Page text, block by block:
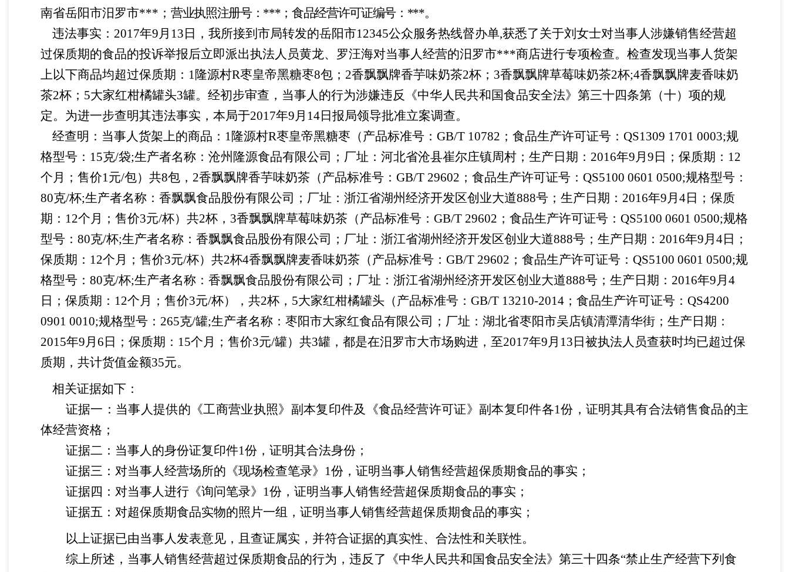
南省岳阳市汨罗市***； 营业执照注册号： ***；食品经营许可证编号：***。
违法事实： 2017年9月13日，我所接到市局转发的岳阳市12345公众服务热线督办单,获悉了关于刘女士对当事人涉嫌销售经营超
过保质期的食品的投诉举报后立即派出执法人员黄龙、罗汪海对当事人经营的汨罗市***商店进行专项检查。检查发现当事人货架
上以下商品均超过保质期：1隆源村R枣皇帝黑糖枣8包；2香飘飘牌香芋味奶茶2杯；3香飘飘牌草莓味奶茶2杯;4香飘飘牌麦香味奶
茶2杯；5大家红柑橘罐头3罐。经初步审查，当事人的行为涉嫌违反《中华人民共和国食品安全法》第三十四条第（十）项的规
定。为进一步查明其违法事实，本局于2017年9月14日报局领导批准立案调查。
经查明：当事人货架上的商品： 1隆源村R枣皇帝黑糖枣（产品标准号：GB/T 10782；食品生产许可证号：QS1309 1701 0003;规
格型号：15克/袋;生产者名称：沧州隆源食品有限公司；厂址：河北省沧县崔尔庄镇周村；生产日期：2016年9月9日；保质期：12
个月；售价1元/包）共8包，2香飘飘牌香芋味奶茶（产品标准号：GB/T 29602；食品生产许可证号：QS5100 0601 0500;规格型号：
80克/杯;生产者名称：香飘飘食品股份有限公司；厂址：浙江省湖州经济开发区创业大道888号；生产日期：2016年9月4日；保质
期：12个月；售价3元/杯）共2杯，3香飘飘牌草莓味奶茶（产品标准号：GB/T 29602；食品生产许可证号：QS5100 0601 0500;规格
型号：80克/杯;生产者名称：香飘飘食品股份有限公司；厂址：浙江省湖州经济开发区创业大道888号；生产日期：2016年9月4日；
保质期：12个月；售价3元/杯）共2杯4香飘飘牌麦香味奶茶（产品标准号：GB/T 29602；食品生产许可证号：QS5100 0601 0500;规
格型号：80克/杯;生产者名称：香飘飘食品股份有限公司；厂址：浙江省湖州经济开发区创业大道888号；生产日期：2016年9月4
日；保质期：12个月；售价3元/杯），共2杯，5大家红柑橘罐头（产品标准号：GB/T 13210-2014；食品生产许可证号：QS4200
0901 0010;规格型号：265克/罐;生产者名称：枣阳市大家红食品有限公司；厂址：湖北省枣阳市吴店镇清潭清华街；生产日期：
2015年9月6日；保质期：15个月；售价3元/罐）共3罐，都是在汨罗市大市场购进，至2017年9月13日被执法人员查获时均已超过保
质期，共计货值金额35元。
相关证据如下：
证据一：当事人提供的《工商营业执照》副本复印件及《食品经营许可证》副本复印件各1份，证明其具有合法销售食品的主
体经营资格；
证据二：当事人的身份证复印件1份，证明其合法身份；
证据三：对当事人经营场所的《现场检查笔录》 1份，证明当事人销售经营超保质期食品的事实；
证据四：对当事人进行《询问笔录》 1份，证明当事人销售经营超保质期食品的事实；
证据五：对超保质期食品实物的照片一组，证明当事人销售经营超保质期食品的事实；
以上证据已由当事人发表意见，且查证属实，并符合证据的真实性、合法性和关联性。
综上所述， 当事人销售经营超过保质期食品的行为，违反了《中华人民共和国食品安全法》第三十四条“禁止生产经营下列食